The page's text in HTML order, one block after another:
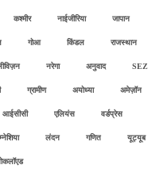
कश्मीर नाईजीरिया जापान
गोआ किंडल राजस्थान
नरेगा अनुवाद SEZ
ग्रामीण अयोध्या अमेज़ॉन
आईसीसी एलियंस वर्डप्रेस
लंदन गणित यूट्यूब